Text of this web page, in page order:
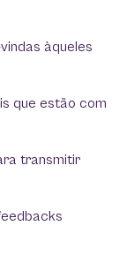
àqueles
que estão com
transmitir